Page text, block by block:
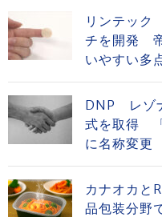
リンテック
チを開発
いやすい多
DNP レゾ
式を取得
に名称変更
カナオカと
品包装分野